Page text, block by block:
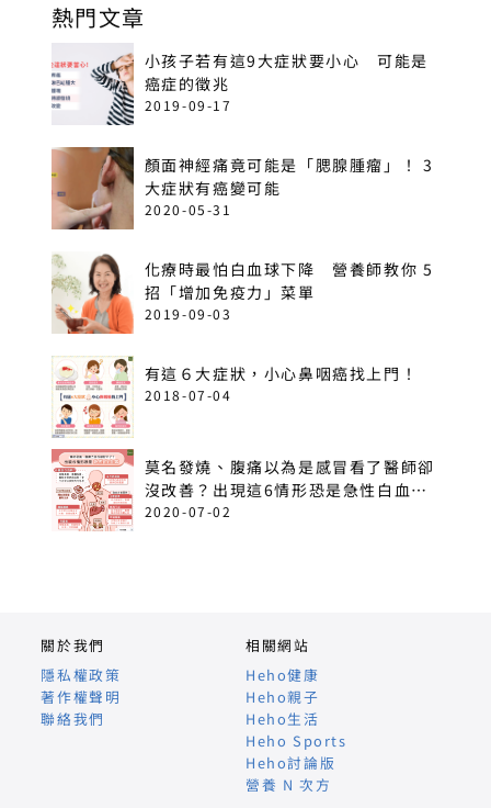
熱門文章
小孩子若有這9大症狀要小心 可能是
癌症的徵兆
2019-09-17
顏面神經痛竟可能是「腮腺腫瘤」！ 3
大症狀有癌變可能
2020-05-31
化療時最怕白血球下降 營養師教你 5
招「增加免疫力」菜單
2019-09-03
有這６大症狀，小心鼻咽癌找上門！
2018-07-04
莫名發燒、腹痛以為是感冒看了醫師卻
沒改善？出現這6情形恐是急性白血
病！
2020-07-02
關於我們
隱私權政策
著作權聲明
聯絡我們
相關網站
Heho健康
Heho親子
Heho生活
Heho Sports
Heho討論版
營養 N 次方